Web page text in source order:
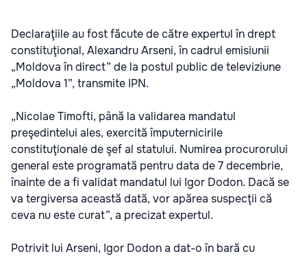
Declaraţiile au fost făcute de către expertul în drept
constituţional, Alexandru Arseni, în cadrul emisiunii
„Moldova în direct” de la postul public de televiziune
„Moldova 1”, transmite IPN.
„Nicolae Timofti, până la validarea mandatul
preşedintelui ales, exercită împuternicirile
constituţionale de şef al statului. Numirea procurorului
general este programată pentru data de 7 decembrie,
înainte de a fi validat mandatul lui Igor Dodon. Dacă se
va tergiversa această dată, vor apărea suspecţii că
ceva nu este curat”, a precizat expertul.
Potrivit lui Arseni, Igor Dodon a dat-o în bară cu